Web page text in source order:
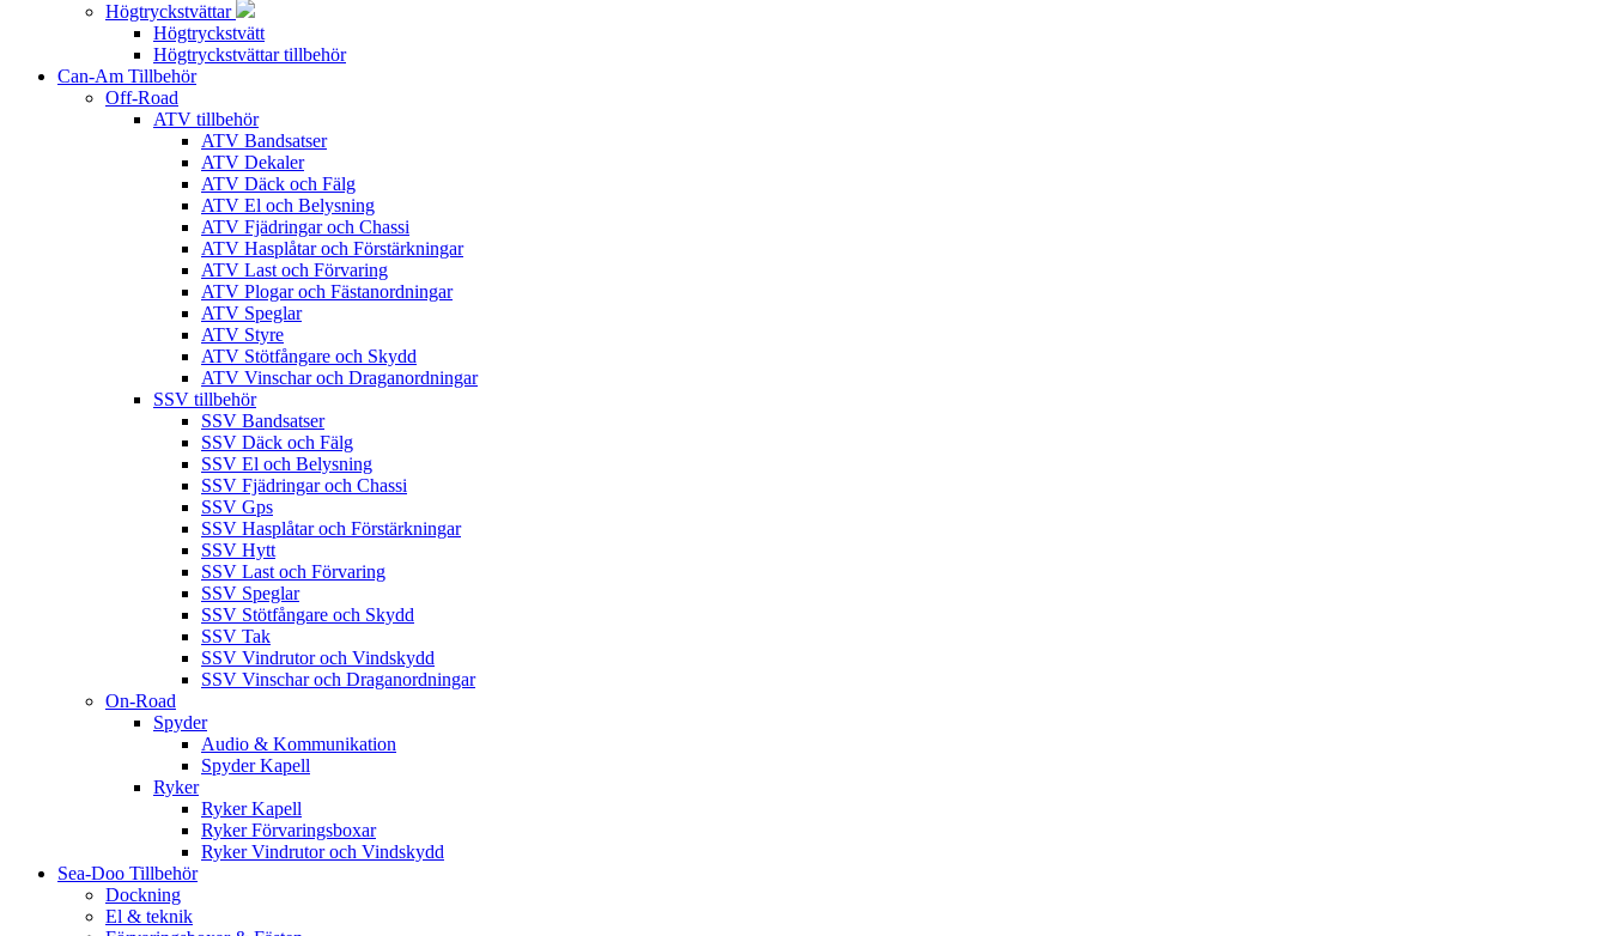
Högtryckstvättar
Högtryckstvätt
Högtryckstvättar tillbehör
Can-Am Tillbehör
Off-Road
ATV tillbehör
ATV Bandsatser
ATV Dekaler
ATV Däck och Fälg
ATV El och Belysning
ATV Fjädringar och Chassi
ATV Hasplåtar och Förstärkningar
ATV Last och Förvaring
ATV Plogar och Fästanordningar
ATV Speglar
ATV Styre
ATV Stötfångare och Skydd
ATV Vinschar och Draganordningar
SSV tillbehör
SSV Bandsatser
SSV Däck och Fälg
SSV El och Belysning
SSV Fjädringar och Chassi
SSV Gps
SSV Hasplåtar och Förstärkningar
SSV Hytt
SSV Last och Förvaring
SSV Speglar
SSV Stötfångare och Skydd
SSV Tak
SSV Vindrutor och Vindskydd
SSV Vinschar och Draganordningar
On-Road
Spyder
Audio & Kommunikation
Spyder Kapell
Ryker
Ryker Kapell
Ryker Förvaringsboxar
Ryker Vindrutor och Vindskydd
Sea-Doo Tillbehör
Dockning
El & teknik